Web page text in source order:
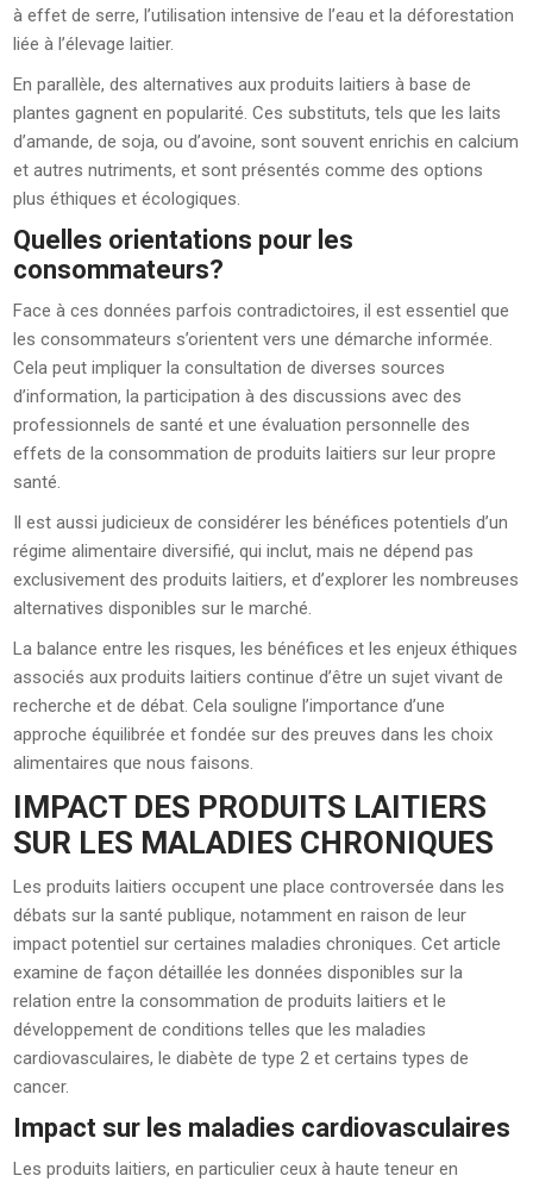
à effet de serre, l’utilisation intensive de l’eau et la déforestation
liée à l’élevage laitier.
En parallèle, des alternatives aux produits laitiers à base de
plantes gagnent en popularité. Ces substituts, tels que les laits
d’amande, de soja, ou d’avoine, sont souvent enrichis en calcium
et autres nutriments, et sont présentés comme des options
plus éthiques et écologiques.
Quelles orientations pour les
consommateurs?
Face à ces données parfois contradictoires, il est essentiel que
les consommateurs s’orientent vers une démarche informée.
Cela peut impliquer la consultation de diverses sources
d’information, la participation à des discussions avec des
professionnels de santé et une évaluation personnelle des
effets de la consommation de produits laitiers sur leur propre
santé.
Il est aussi judicieux de considérer les bénéfices potentiels d’un
régime alimentaire diversifié, qui inclut, mais ne dépend pas
exclusivement des produits laitiers, et d’explorer les nombreuses
alternatives disponibles sur le marché.
La balance entre les risques, les bénéfices et les enjeux éthiques
associés aux produits laitiers continue d’être un sujet vivant de
recherche et de débat. Cela souligne l’importance d’une
approche équilibrée et fondée sur des preuves dans les choix
alimentaires que nous faisons.
IMPACT DES PRODUITS LAITIERS
SUR LES MALADIES CHRONIQUES
Les produits laitiers occupent une place controversée dans les
débats sur la santé publique, notamment en raison de leur
impact potentiel sur certaines maladies chroniques. Cet article
examine de façon détaillée les données disponibles sur la
relation entre la consommation de produits laitiers et le
développement de conditions telles que les maladies
cardiovasculaires, le diabète de type 2 et certains types de
cancer.
Impact sur les maladies cardiovasculaires
Les produits laitiers, en particulier ceux à haute teneur en